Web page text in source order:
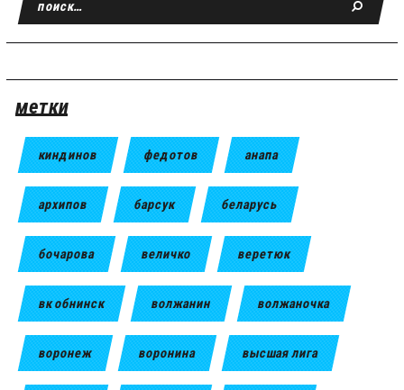
метки
киндинов федотов анапа
архипов барсук беларусь
бочарова величко веретюк
вк обнинск волжанин волжаночка
воронеж воронина высшая лига